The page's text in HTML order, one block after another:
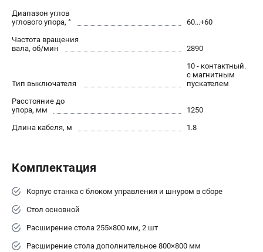
Диапазон углов
углового упора, °
60...+60
Частота вращения
вала, об/мин
2890
Тип выключателя
10 - контактный.
с магнитным
пускателем
Расстояние до
упора, мм
1250
Длина кабеля, м
1.8
Комплектация
Корпус станка с блоком управления и шнуром в сборе
Стол основной
Расширение стола 255×800 мм, 2 шт
Расширение стола дополнительное 800×800 мм